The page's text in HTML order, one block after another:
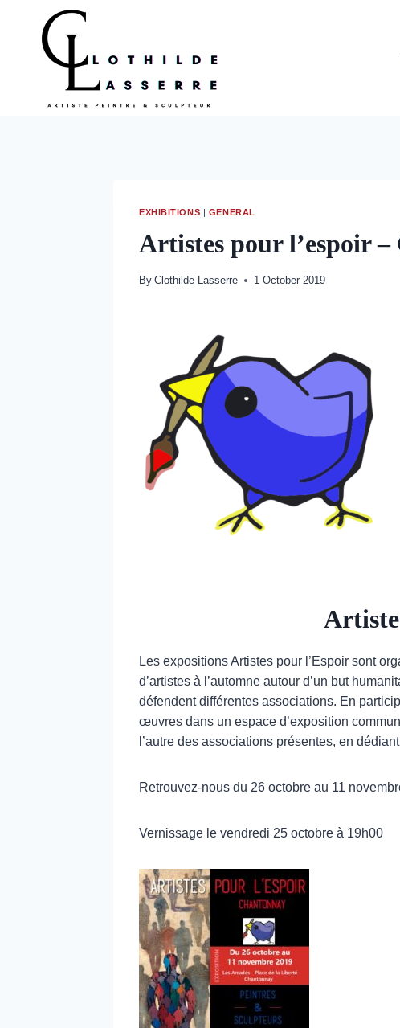
EXHIBITIONS | GENERAL
Artistes pour l’espoir
By Clothilde Lasserre 1 October 2019
Les expositions Artistes pour l’Espoir sont
d’artistes à l’automne autour d’un but
défendent différentes associations. En
œuvres dans un espace d’exposition
l’autre des associations présentes, en
Retrouvez-nous du 26 octobre au 11
Vernissage le vendredi 25 octobre à 19h00